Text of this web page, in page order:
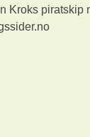
Kroks piratskip